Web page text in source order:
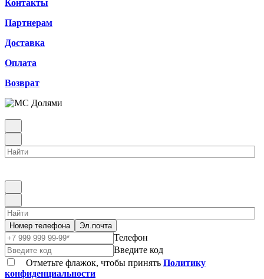
Контакты
Партнерам
Доставка
Оплата
Возврат
Номер телефона Эл.почта
Телефон
Введите код
Отметьте флажок, чтобы принять Политику
конфиденциальности